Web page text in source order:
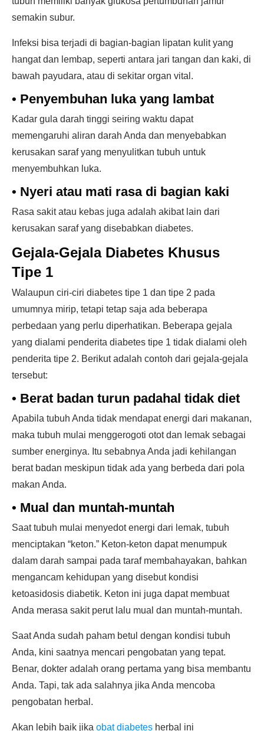
semakin subur.
Infeksi bisa terjadi di bagian-bagian lipatan kulit yang
hangat dan lembap, seperti antara jari tangan dan kaki, di
bawah payudara, atau di sekitar organ vital.
• Penyembuhan luka yang lambat
Kadar gula darah tinggi seiring waktu dapat
memengaruhi aliran darah Anda dan menyebabkan
kerusakan saraf yang menyulitkan tubuh untuk
menyembuhkan luka.
• Nyeri atau mati rasa di bagian kaki
Rasa sakit atau kebas juga adalah akibat lain dari
kerusakan saraf yang disebabkan diabetes.
Gejala-Gejala Diabetes Khusus
Tipe 1
Walaupun ciri-ciri diabetes tipe 1 dan tipe 2 pada
umumnya mirip, tetapi tetap saja ada beberapa
perbedaan yang perlu diperhatikan. Beberapa gejala
yang dialami penderita diabetes tipe 1 tidak dialami oleh
penderita tipe 2. Berikut adalah contoh dari gejala-gejala
tersebut:
• Berat badan turun padahal tidak diet
Apabila tubuh Anda tidak mendapat energi dari makanan,
maka tubuh mulai menggerogoti otot dan lemak sebagai
sumber energinya. Itu sebabnya Anda jadi kehilangan
berat badan meskipun tidak ada yang berbeda dari pola
makan Anda.
• Mual dan muntah-muntah
Saat tubuh mulai menyedot energi dari lemak, tubuh
menciptakan “keton.” Keton-keton dapat menumpuk
dalam darah sampai pada taraf membahayakan, bahkan
mengancam kehidupan yang disebut kondisi
ketoasidosis diabetik. Keton ini juga dapat membuat
Anda merasa sakit perut lalu mual dan muntah-muntah.
Saat Anda sudah paham betul dengan kondisi tubuh
Anda, kini saatnya mencari pengobatan yang tepat.
Benar, dokter adalah orang pertama yang bisa membantu
Anda. Tapi, tak ada salahnya jika Anda mencoba
pengobatan herbal.
Akan lebih baik jika obat diabetes herbal ini